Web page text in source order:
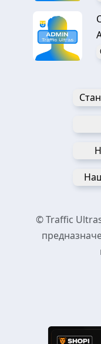
© Traffic